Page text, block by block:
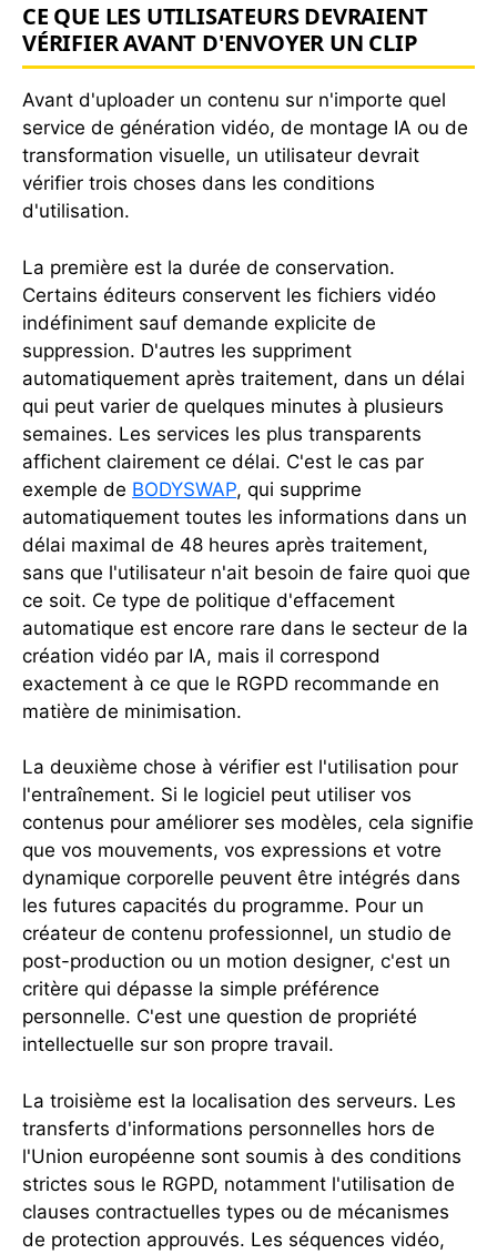
CE QUE LES UTILISATEURS DEVRAIENT
VÉRIFIER AVANT D'ENVOYER UN CLIP
Avant d'uploader un contenu sur n'importe quel
service de génération vidéo, de montage IA ou de
transformation visuelle, un utilisateur devrait
vérifier trois choses dans les conditions
d'utilisation.
La première est la durée de conservation.
Certains éditeurs conservent les fichiers vidéo
indéfiniment sauf demande explicite de
suppression. D'autres les suppriment
automatiquement après traitement, dans un délai
qui peut varier de quelques minutes à plusieurs
semaines. Les services les plus transparents
affichent clairement ce délai. C'est le cas par
exemple de BODYSWAP, qui supprime
automatiquement toutes les informations dans un
délai maximal de 48 heures après traitement,
sans que l'utilisateur n'ait besoin de faire quoi que
ce soit. Ce type de politique d'effacement
automatique est encore rare dans le secteur de la
création vidéo par IA, mais il correspond
exactement à ce que le RGPD recommande en
matière de minimisation.
La deuxième chose à vérifier est l'utilisation pour
l'entraînement. Si le logiciel peut utiliser vos
contenus pour améliorer ses modèles, cela signifie
que vos mouvements, vos expressions et votre
dynamique corporelle peuvent être intégrés dans
les futures capacités du programme. Pour un
créateur de contenu professionnel, un studio de
post-production ou un motion designer, c'est un
critère qui dépasse la simple préférence
personnelle. C'est une question de propriété
intellectuelle sur son propre travail.
La troisième est la localisation des serveurs. Les
transferts d'informations personnelles hors de
l'Union européenne sont soumis à des conditions
strictes sous le RGPD, notamment l'utilisation de
clauses contractuelles types ou de mécanismes
de protection approuvés. Les séquences vidéo,